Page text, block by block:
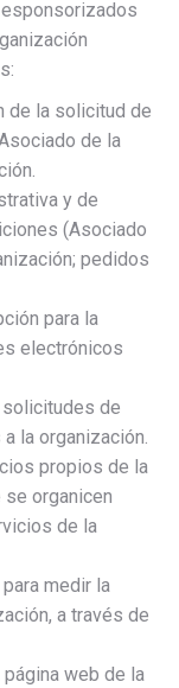
de la solicitud de
de la
y de
(Asociado
pedidos
para la
electrónicos
de
la organización.
propios de la
organicen
de la
medir la
a través de
web de la